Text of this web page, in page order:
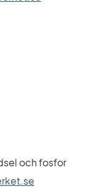
och fosfor